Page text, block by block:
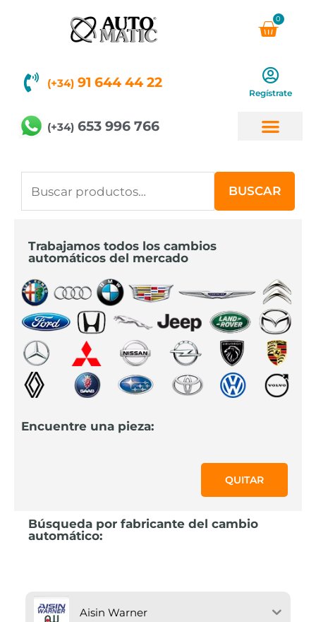
0
(+34) 91 644 44 22
Regístrate
(+34) 653 996 766
por:
BUSCAR
Trabajamos todos los cambios
automáticos del mercado
Encuentre una pieza:
QUITAR
Búsqueda por fabricante del cambio
automático:
Aisin Warner